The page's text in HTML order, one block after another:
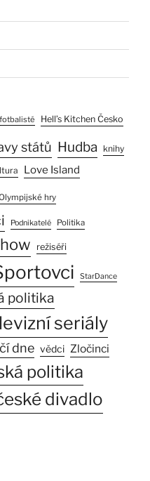
fotbalisté Hell’s Kitchen Česko
států Hudba knihy
Love Island
hry
Podnikatelé Politika
režiséři
StarDance
politika
seriály
dne vědci Zločinci
politika
divadlo